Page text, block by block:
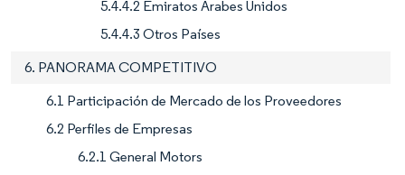
5.4.4.2 Emiratos Árabes Unidos
5.4.4.3 Otros Países
6. PANORAMA COMPETITIVO
6.1 Participación de Mercado de los Proveedores
6.2 Perfiles de Empresas
6.2.1 General Motors